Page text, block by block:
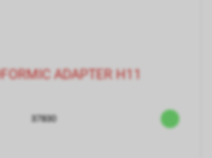
ADAPTER H11
37830